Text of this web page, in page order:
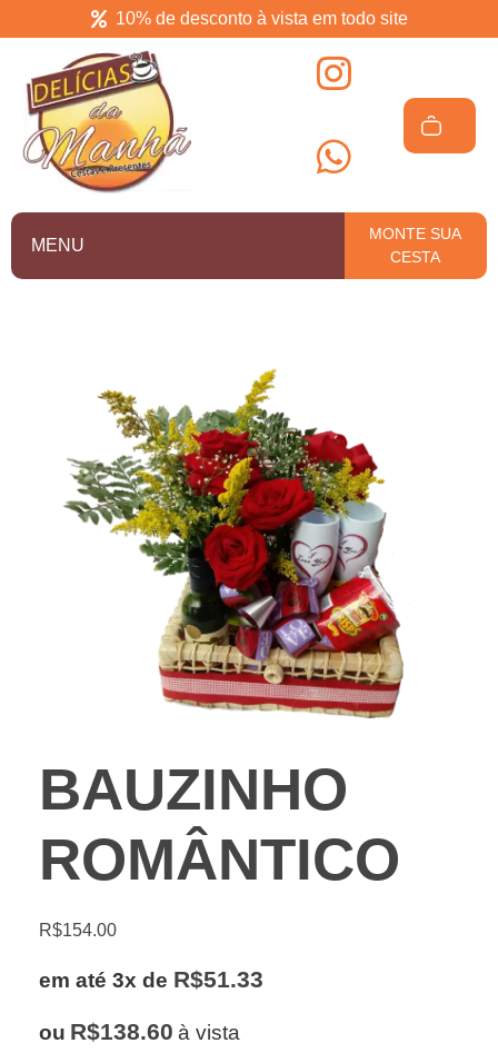
10% de desconto à vista em todo site
Delícias da manhã
MENU
MONTE SUA
CESTA
BAUZINHO
ROMÂNTICO
R$154.00
em até 3x de R$51.33
ou R$138.60 à vista